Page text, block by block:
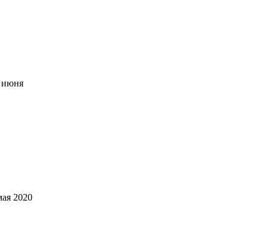
июня
2020